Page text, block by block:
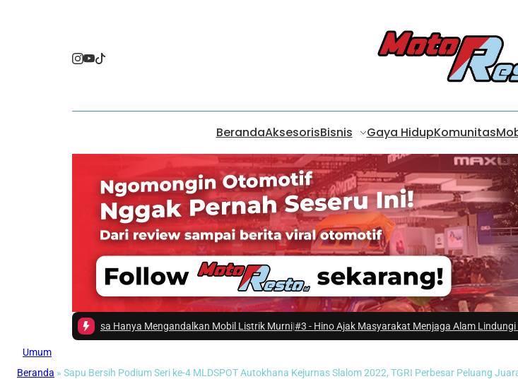
BerandaAksesorisBisnis Gaya HidupKomunitas
Bisa Hanya Mengandalkan Mobil Listrik Murni| #3 -Hino Ajak Masyarakat Menjaga Alam Lindungi Tukik Penyu
Umum
Beranda » Sapu Bersih Podium Seri ke-4 MLDSPOT Autokhana Kejurnas Slalom 2022, TGRI Perbesar Peluang Juara